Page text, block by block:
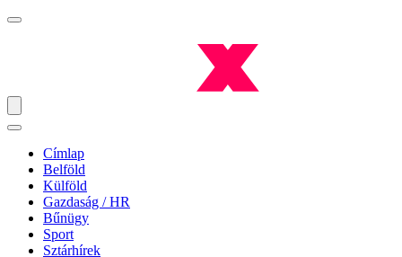
Címlap
Belföld
Külföld
Gazdaság / HR
Bűnügy
Sport
Sztárhírek